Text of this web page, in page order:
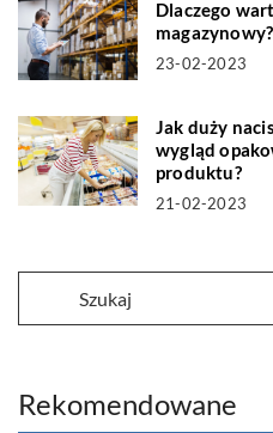
Dlaczego
magazynowy?
23-02-2023
Jak duży
wygląd
produktu?
21-02-2023
Rekomendowane